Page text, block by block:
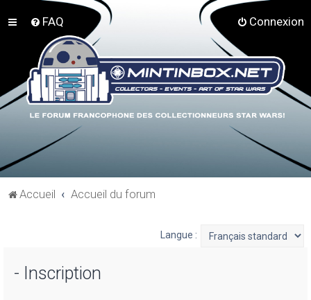
FAQ Connexion
Accueil Accueil du forum
Langue :
- Inscription